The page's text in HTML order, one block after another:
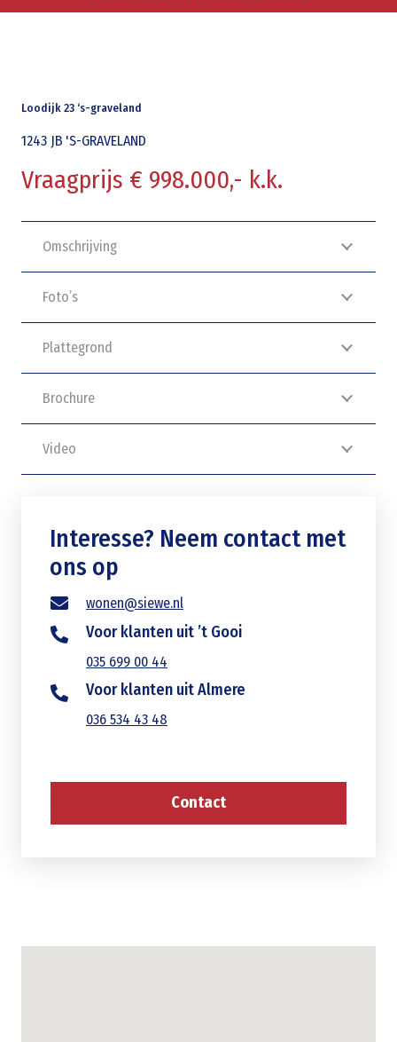
Loodijk 23 ‘s-graveland
1243 JB 'S-GRAVELAND
Vraagprijs € 998.000,- k.k.
Omschrijving
Foto’s
Plattegrond
Brochure
Video
Interesse? Neem contact met
ons op
wonen@siewe.nl
Voor klanten uit ’t Gooi
035 699 00 44
Voor klanten uit Almere
036 534 43 48
Contact